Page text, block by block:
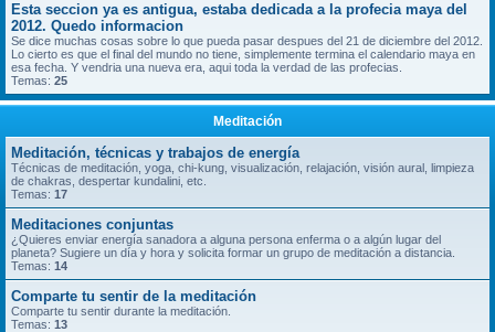
Esta seccion ya es antigua, estaba dedicada a la profecia maya del
2012. Quedo informacion
Se dice muchas cosas sobre lo que pueda pasar despues del 21 de diciembre del 2012.
Lo cierto es que el final del mundo no tiene, simplemente termina el calendario maya en
esa fecha. Y vendria una nueva era, aqui toda la verdad de las profecias.
Temas: 25
Meditación
Meditación, técnicas y trabajos de energía
Técnicas de meditación, yoga, chi-kung, visualización, relajación, visión aural, limpieza
de chakras, despertar kundalini, etc.
Temas: 17
Meditaciones conjuntas
¿Quieres enviar energía sanadora a alguna persona enferma o a algún lugar del
planeta? Sugiere un día y hora y solicita formar un grupo de meditación a distancia.
Temas: 14
Comparte tu sentir de la meditación
Comparte tu sentir durante la meditación.
Temas: 13